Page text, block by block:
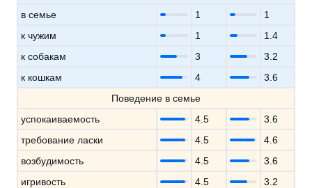
в семье
1
1
к чужим
1
1.4
к собакам
3
3.2
к кошкам
4
3.6
Поведение в семье
успокаиваемость
4.5
3.6
требование ласки
4.5
4.6
возбудимость
4.5
3.6
игривость
4.5
3.2